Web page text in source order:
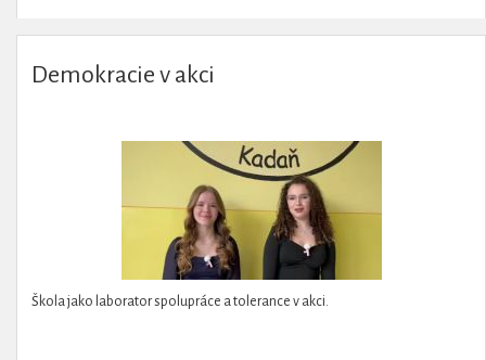
Demokracie v akci
Škola jako laborator spolupráce a tolerance v akci.